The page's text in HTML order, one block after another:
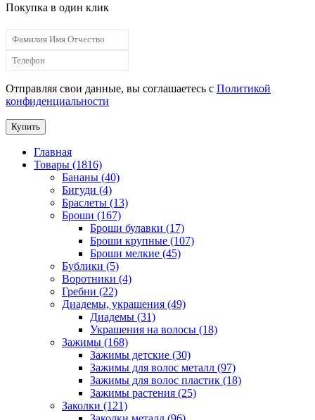
Покупка в один клик
Отправляя свои данные, вы соглашаетесь с Политикой
конфиденциальности
Купить
Главная
Товары (1816)
Бананы (40)
Бигуди (4)
Браслеты (13)
Броши (167)
Броши булавки (17)
Броши крупные (107)
Броши мелкие (45)
Бублики (5)
Воротники (4)
Гребни (22)
Диадемы, украшения (49)
Диадемы (31)
Украшения на волосы (18)
Зажимы (168)
Зажимы детские (30)
Зажимы для волос металл (97)
Зажимы для волос пластик (18)
Зажимы растения (25)
Заколки (121)